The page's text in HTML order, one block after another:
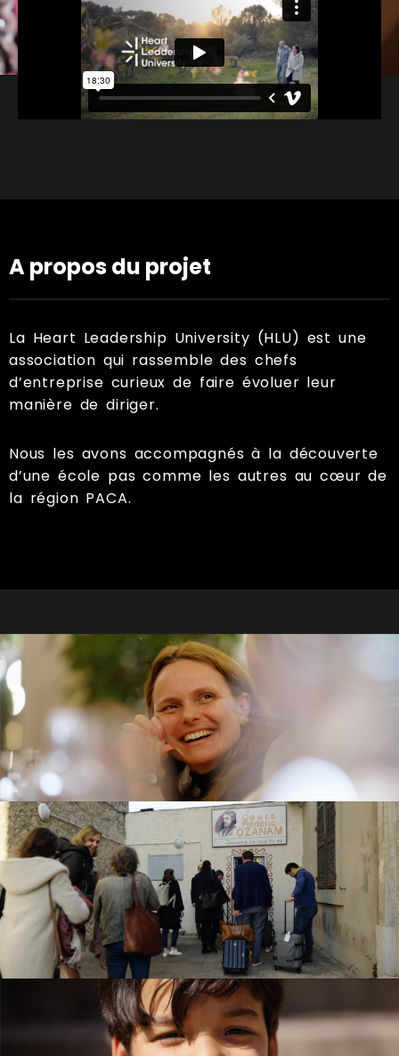
A propos du projet
La Heart Leadership University (HLU) est une
association qui rassemble des chefs
d’entreprise curieux de faire évoluer leur
manière de diriger.
Nous les avons accompagnés à la découverte
d’une école pas comme les autres au cœur de
la région PACA.